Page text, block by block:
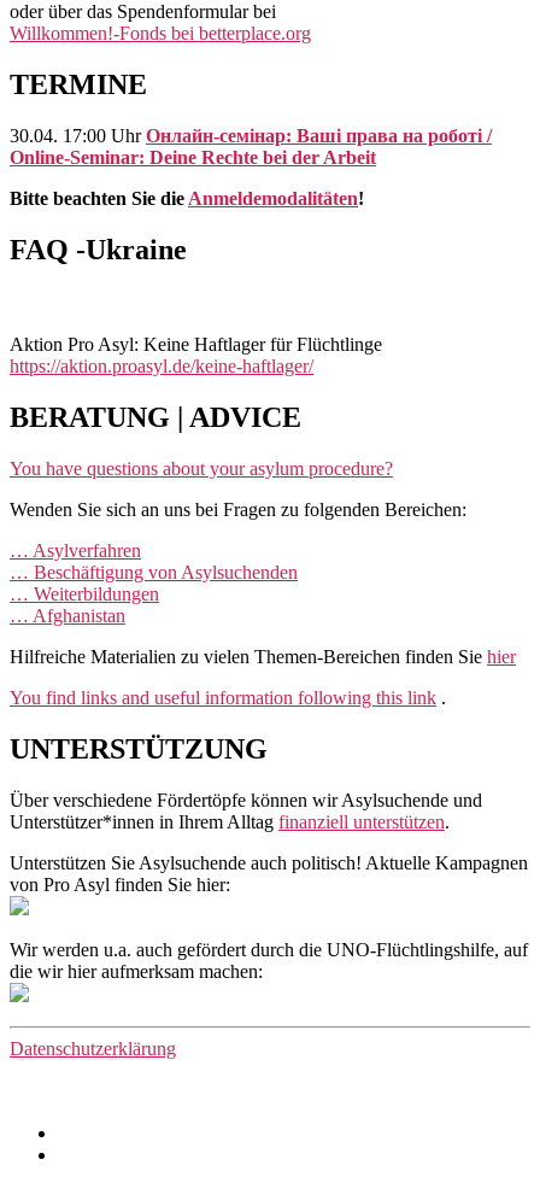
oder über das Spendenformular bei
Willkommen!-Fonds bei betterplace.org
TERMINE
30.04. 17:00 UhrОнлайн-семінар: Ваші права на роботі /
Online-Seminar: Deine Rechte bei der Arbeit
Bitte beachten Sie die Anmeldemodalitäten!
FAQ -Ukraine
Aktion Pro Asyl: Keine Haftlager für Flüchtlinge
https://aktion.proasyl.de/keine-haftlager/
BERATUNG | ADVICE
You have questions about your asylum procedure?
Wenden Sie sich an uns bei Fragen zu folgenden Bereichen:
… Asylverfahren
… Beschäftigung von Asylsuchenden
… Weiterbildungen
… Afghanistan
Hilfreiche Materialien zu vielen Themen-Bereichen finden Sie hier
You find links and useful information following this link .
UNTERSTÜTZUNG
Über verschiedene Fördertöpfe können wir Asylsuchende und
Unterstützer*innen in Ihrem Alltag finanziell unterstützen.
Unterstützen Sie Asylsuchende auch politisch! Aktuelle Kampagnen
von Pro Asyl finden Sie hier:
Wir werden u.a. auch gefördert durch die UNO-Flüchtlingshilfe, auf
die wir hier aufmerksam machen:
Datenschutzerklärung